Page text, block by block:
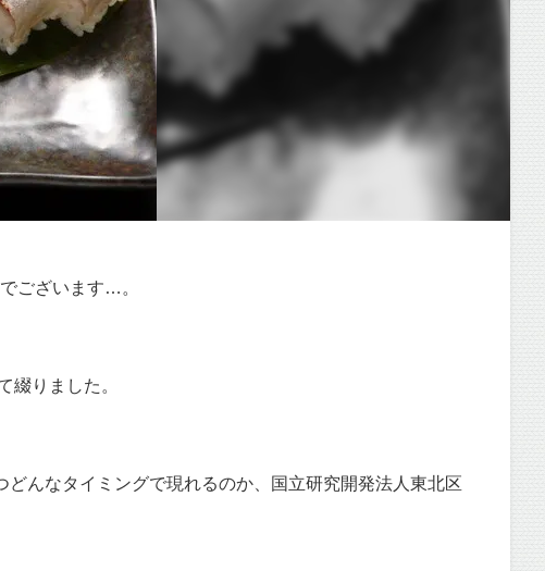
ございます…。
綴りました。
んなタイミングで現れるのか、国立研究開発法人東北区